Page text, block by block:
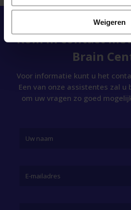
Weigeren
Kom in contact
Brain
Voor informatie kunt u het
Een van onze assistentes zal u
om uw vragen zo goed